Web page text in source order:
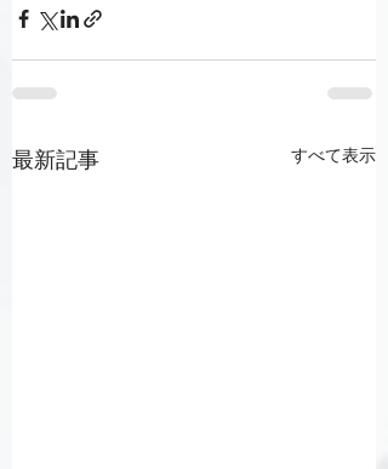
最新記事 すべて表示